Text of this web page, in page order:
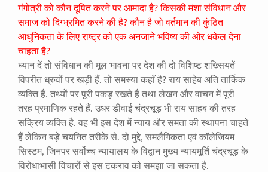
गंगोत्री को कौन दूषित करने पर आमादा है? किसकी मंशा संविधान और
समाज को दिग्भ्रमित करने की है? कौन है जो वर्तमान की कुंठित
आधुनिकता के लिए राष्ट्र को एक अनजाने भविष्य की ओर धकेल देना
चाहता है?
ध्यान दें तो संविधान की मूल भावना पर देश की दो विशिष्ट शख्सियतें
विपरीत ध्रुवों पर खड़ी हैं. तो समस्या कहाँ है? राय साहेब अति तार्किक
व्यक्ति हैं. तथ्यों पर पूरी पकड़ रखते हैं तथा लेखन और वाचन में पूरी
तरह प्रमाणिक रहते हैं. उधर डीवाई चंद्रचूड़ भी राय साहब की तरह
सक्रिय व्यक्ति है. वह भी इस देश में न्याय और समता की स्थापना चाहते
हैं लेकिन बड़े चयनित तरीके से. दो मुद्दे, समलैंगिकता एवं कॉलेजियम
सिस्टम, जिनपर सर्वोच्च न्यायालय के विद्वान मुख्य न्यायमूर्ति चंद्रचूड़ के
विरोधाभासी विचारों से इस टकराव को समझा जा सकता है.